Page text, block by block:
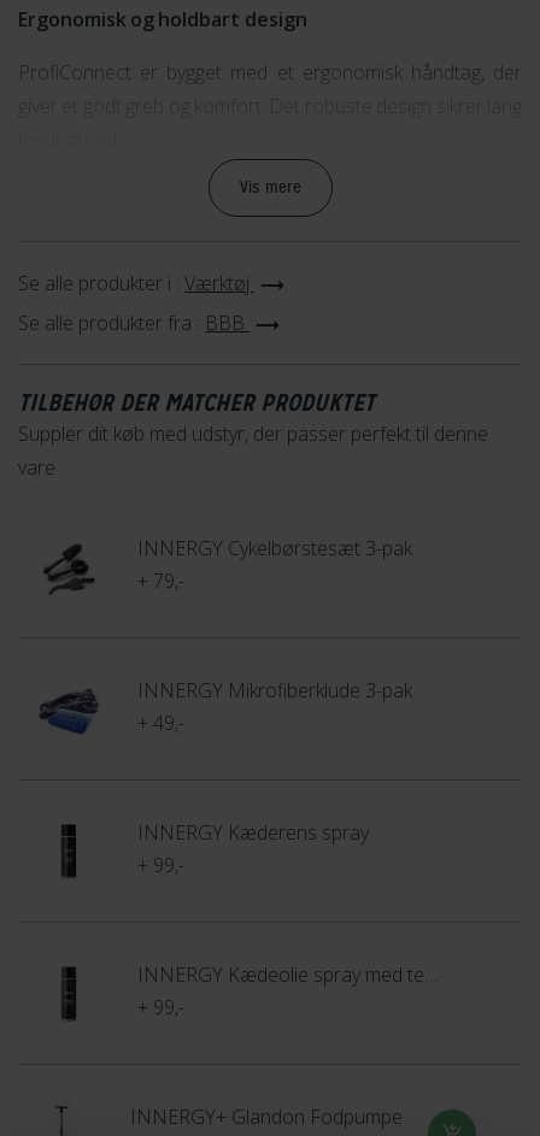
Ergonomisk og holdbart design
ProfiConnect er bygget med et ergonomisk håndtag, der
giver et godt greb og komfort. Det robuste design sikrer lang
Vis mere
Se alle produkter i : Værktøj
Se alle produkter fra : BBB
TILBEHØR DER MATCHER PRODUKTET
Suppler dit køb med udstyr, der passer perfekt til denne
vare
INNERGY Cykelbørstesæt 3-pak
+ 79,-
INNERGY Mikrofiberklude 3-pak
+ 49,-
INNERGY Kæderens spray
+ 99,-
INNERGY Kædeolie spray med teflon
+ 99,-
INNERGY+ Glandon Fodpumpe